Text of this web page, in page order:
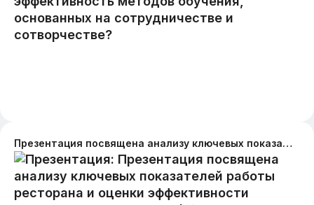
Презентация посвящена анализу ключевых показателей работы ресторана и оценки эффективности управления менеджера. ( Использовать диаграммы)